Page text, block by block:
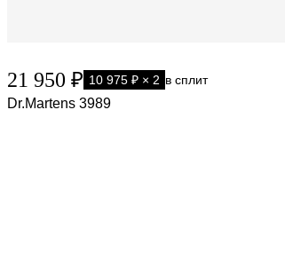
21 950 ₽ 10 975 ₽ × 2 в сплит
Dr.Martens 3989